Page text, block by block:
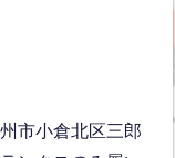
市小倉北区三郎